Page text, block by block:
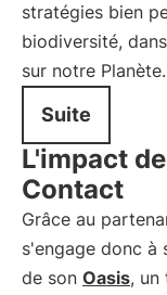
stratégies bien
biodiversité,
sur notre Planète.
Suite
L'impact
Contact
Grâce au
s'engage donc à
de son Oasis, un